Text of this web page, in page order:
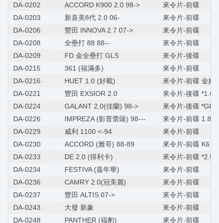
DA-0202
ACCORD K900 2.0 98->
來令片-前碟
DA-0203
新喜美8代 2.0 06-
來令片-前碟
DA-0206
豐田 INNOVA 2.7 07->
來令片-前碟
DA-0208
全壘打 88 88--
來令片-前碟
DA-0209
FD 金全壘打 GLS
來令片-後碟
DA-0215
361 (福滿多)
來令片-前碟
DA-0216
HUET 1.0 (好載)
來令片-前碟 金好
DA-0221
豐田 EXSIOR 2.0
來令片-後碟 *1.6/
DA-0224
GALANT 2.0(佳蘭) 98->
來令片-後碟
DA-0226
IMPREZA (影普蕾薩) 98---
來令片-前碟 1.8/
DA-0229
威利 1100 <-94
來令片-前碟
DA-0230
ACCORD (雅哥) 88-89
來令片-前碟 K6
DA-0233
DE 2.0 (得利卡)
來令片-前碟 *2.5
DA-0234
FESTIVA (嘉年華)
來令片-前碟
DA-0236
CAMRY 2.0(冠美麗)
來令片-前碟
DA-0237
豐田 ALTIS 07->
來令片-前碟
DA-0243
大發 新象
來令片-前碟
DA-0248
PANTHER (福豹) 來令片-前碟